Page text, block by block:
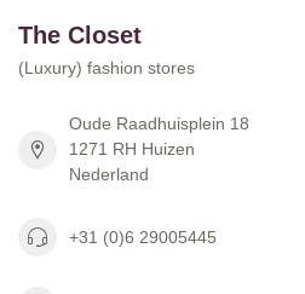
The Closet
(Luxury) fashion stores
Oude Raadhuisplein 18
1271 RH Huizen
Nederland
+31 (0)6 29005445